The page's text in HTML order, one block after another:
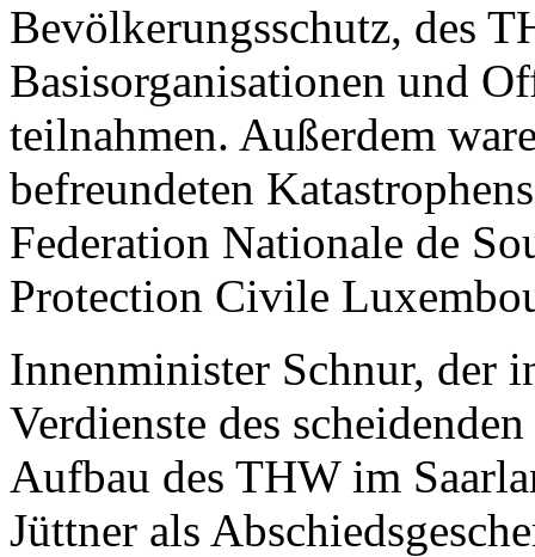
Bevölkerungsschutz, des
Basisorganisationen und
teilnahmen. Außerdem
befreundeten
Federation Nationale de
Protection Civile
Innenminister Schnur, der
Verdienste des
Aufbau des THW im
Jüttner als